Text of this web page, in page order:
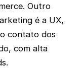
Outro
é a UX,
contato dos
com alta